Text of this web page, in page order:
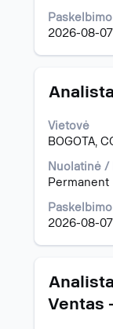
2026-08-07
tarpo
klavišą.
Pavadinimas
Vietovė
BOGOTA,
Nuolatinė /
Permanent
2026-08-07
Norėdami
visą
informaciją
pareigybę,
pasirinkite
tarpo
klavišą.
Pavadinimas
Ventas
Norėdami
visą